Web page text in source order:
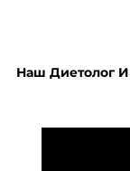
Наш Диетолог